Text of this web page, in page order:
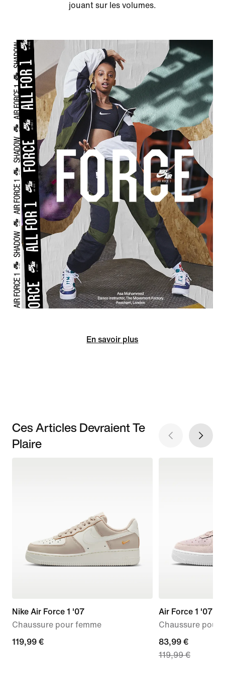
jouant sur les volumes.
En savoir plus
Ces Articles Devraient Te
Plaire
Nike Air Force 1 '07
Chaussure pour femme
119,99 €
119,99 €
Air Force 1 '07
Chaussure pour
current
price
83,99 €
119,99 €